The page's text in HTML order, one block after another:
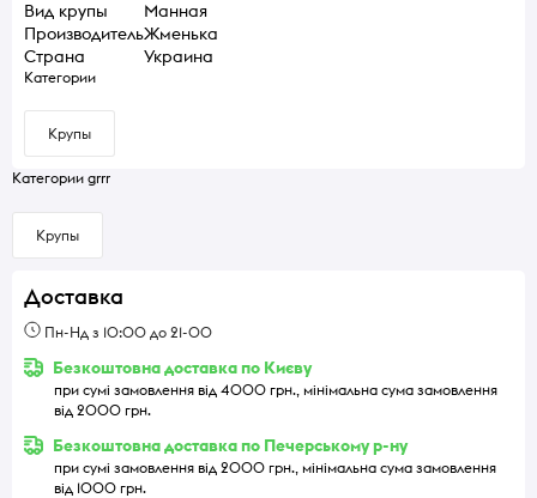
Вид крупы
Манная
ПроизводительЖменька
Страна
Украина
Категории
Крупы
Категории grrr
Крупы
Доставка
Пн-Нд з 10:00 до 21-00
Безкоштовна доставка по Києву
при сумі замовлення від 4000 грн., мінімальна сума замовлення
від 2000 грн.
Безкоштовна доставка по Печерському р-ну
при сумі замовлення від 2000 грн., мінімальна сума замовлення
від 1000 грн.